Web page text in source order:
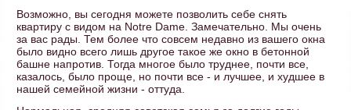
Возможно, вы сегодня можете позволить себе снять
квартиру с видом на Notre Dame. Замечательно. Мы очень
за вас рады. Тем более что совсем недавно из вашего окна
было видно всего лишь другое такое же окно в бетонной
башне напротив. Тогда многое было труднее, почти все,
казалось, было проще, но почти все - и лучшее, и худшее в
нашей семейной жизни - оттуда.